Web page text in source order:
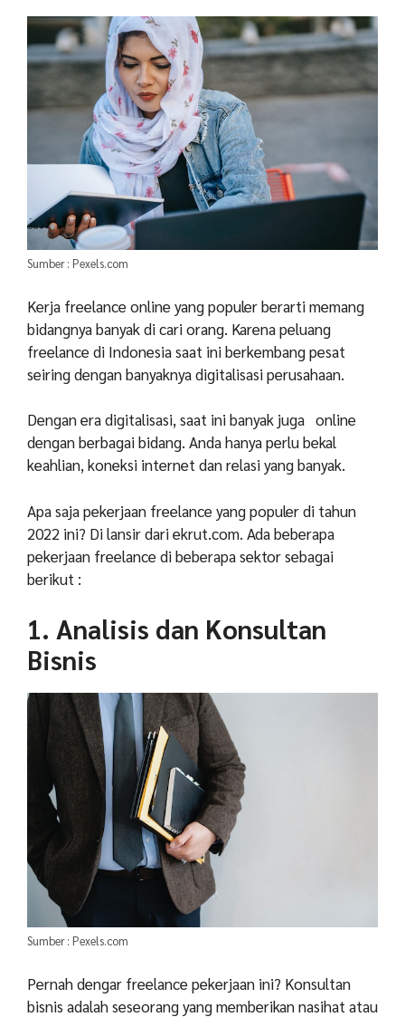
Sumber : Pexels.com
Kerja freelance online yang populer berarti memang
bidangnya banyak di cari orang. Karena peluang
freelance di Indonesia saat ini berkembang pesat
seiring dengan banyaknya digitalisasi perusahaan.
Dengan era digitalisasi, saat ini banyak juga online
dengan berbagai bidang. Anda hanya perlu bekal
keahlian, koneksi internet dan relasi yang banyak.
Apa saja pekerjaan freelance yang populer di tahun
2022 ini? Di lansir dari ekrut.com. Ada beberapa
pekerjaan freelance di beberapa sektor sebagai
berikut :
1. Analisis dan Konsultan
Bisnis
Sumber : Pexels.com
Pernah dengar freelance pekerjaan ini? Konsultan
bisnis adalah seseorang yang memberikan nasihat atau